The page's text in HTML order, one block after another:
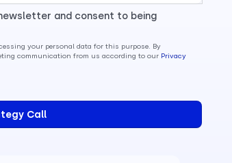
and consent to being
your personal data for this purpose. By
communication from us according to our Privacy